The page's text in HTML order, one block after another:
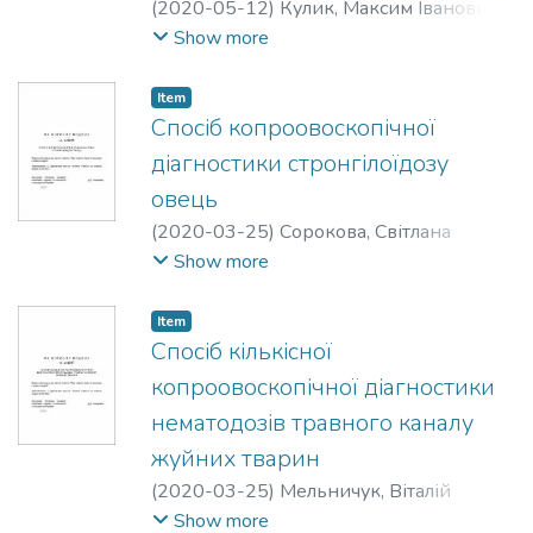
(2020-05-12) Кулик, Максим Іванович
Дьомін, Дмитро Геннадійович
Show more
Item
Спосіб копроовоскопічної
діагностики стронгілоїдозу
овець
(2020-03-25) Сорокова, Світлана
Сергіївна;Євстаф’єва, Валентина
;
Show more
Item
Спосіб кількісної
копроовоскопічної діагностики
нематодозів травного каналу
жуйних тварин
(2020-03-25) Мельничук, Віталій
Васильович;Юськів, Ігор Дмитрович
Show more